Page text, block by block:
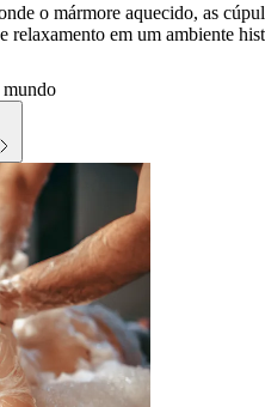
o mármore aquecido, as
relaxamento em um ambiente
mundo